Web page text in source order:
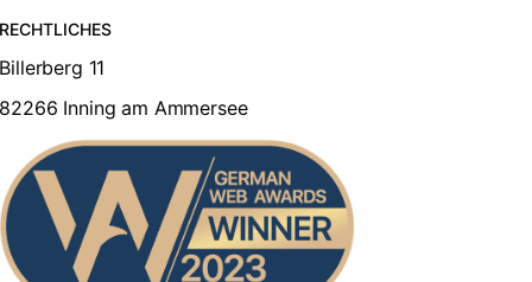
RECHTLICHES
Billerberg 11
82266 Inning am Ammersee